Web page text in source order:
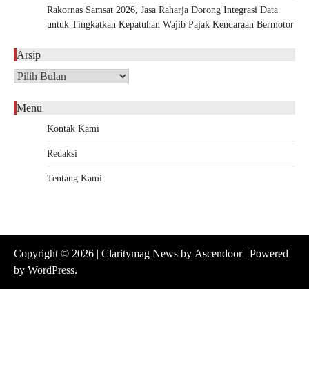
Rakornas Samsat 2026, Jasa Raharja Dorong Integrasi Data
untuk Tingkatkan Kepatuhan Wajib Pajak Kendaraan Bermotor
Arsip
Arsip
Menu
Kontak Kami
Redaksi
Tentang Kami
Copyright © 2026 | Claritymag News by Ascendoor| Powered
by WordPress.